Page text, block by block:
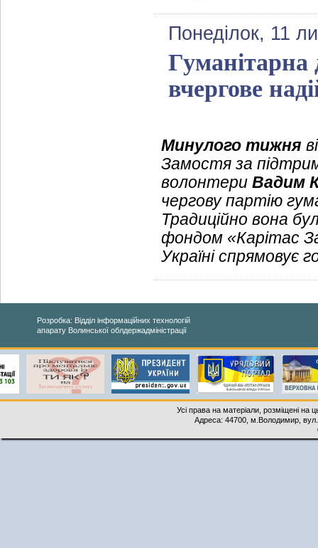
Понеділок, 11
Гуманітарна
вчергове
Минулого тижня
Замостя за
волонтери Вадим
чергову партію
Традиційно вона
фондом «Карітас
Україні спрямовує
Розробка: Відділ інформаційних технологій
апарату Волинської облдержадміністрації
Усі права на матеріали, розміщені на
Адреса: 44700, м.Володимир,